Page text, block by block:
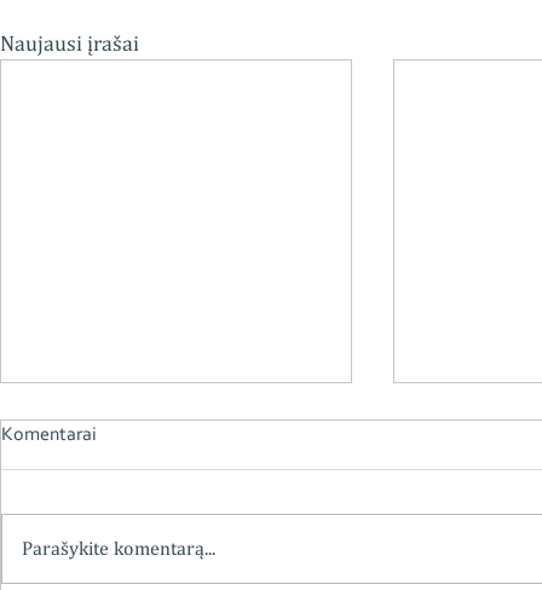
Naujausi įrašai
Komentarai
Parašykite komentarą...